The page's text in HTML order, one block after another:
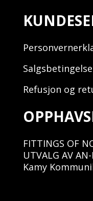
Refusjon og
FITTINGS OF
UTVALG AV
Kamy